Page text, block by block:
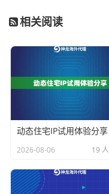
了“长效”与“稳定”的
单次会话可以维持较
繁变动带来的业务中
信度，是平衡稳定性
企业级代理IP：面向
常提供规模更大、覆
求，还往往提供更高
相关阅读
动态住宅IP试用体验分享
2026-08-06 19